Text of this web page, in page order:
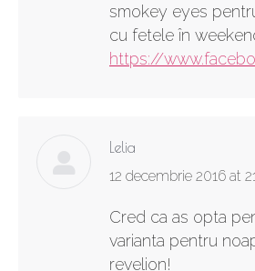
smokey eyes
cu fetele în
https://
Lelia
says:
12 decembrie 2016 at
Cred ca as opta
varianta pentru
revelion!